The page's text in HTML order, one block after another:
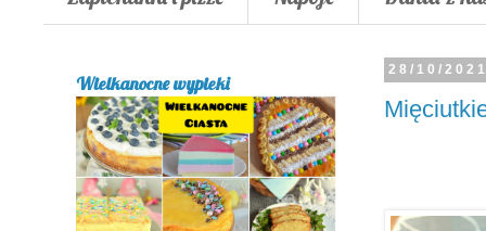
28/10/
Wielkanocne wypieki